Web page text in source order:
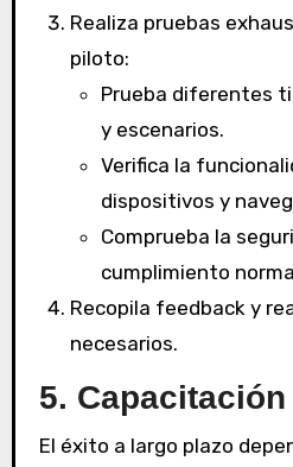
Realiza pruebas
piloto:
Prueba diferentes
y escenarios.
Verifica la
dispositivos y
Comprueba la
cumplimiento
Recopila feedback y
necesarios.
5.
El éxito a largo plazo